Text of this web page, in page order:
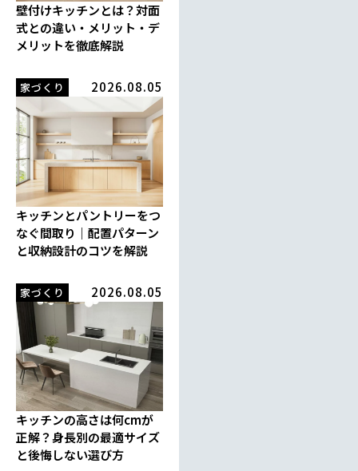
壁付けキッチンとは？対面
式との違い・メリット・デ
メリットを徹底解説
家づくり 2026.08.05
キッチンとパントリーをつ
なぐ間取り｜配置パターン
と収納設計のコツを解説
家づくり 2026.08.05
キッチンの高さは何cmが
正解？身長別の最適サイズ
と後悔しない選び方